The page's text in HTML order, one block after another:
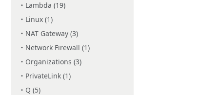
Lambda (19)
Linux (1)
NAT Gateway (3)
Network Firewall (1)
Organizations (3)
PrivateLink (1)
Q (5)